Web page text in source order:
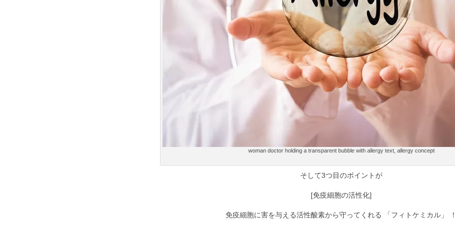
woman doctor holding a transparent bubble with allergy text, allergy concept
そして3つ目のポイントが
[免疫細胞の活性化]
免疫細胞に害を与える活性酸素から守ってくれる 「フィトケミカル」